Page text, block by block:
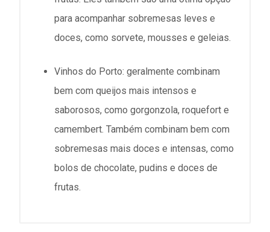
para acompanhar sobremesas leves e
doces, como sorvete, mousses e geleias.
Vinhos do Porto: geralmente combinam
bem com queijos mais intensos e
saborosos, como gorgonzola, roquefort e
camembert. Também combinam bem com
sobremesas mais doces e intensas, como
bolos de chocolate, pudins e doces de
frutas.